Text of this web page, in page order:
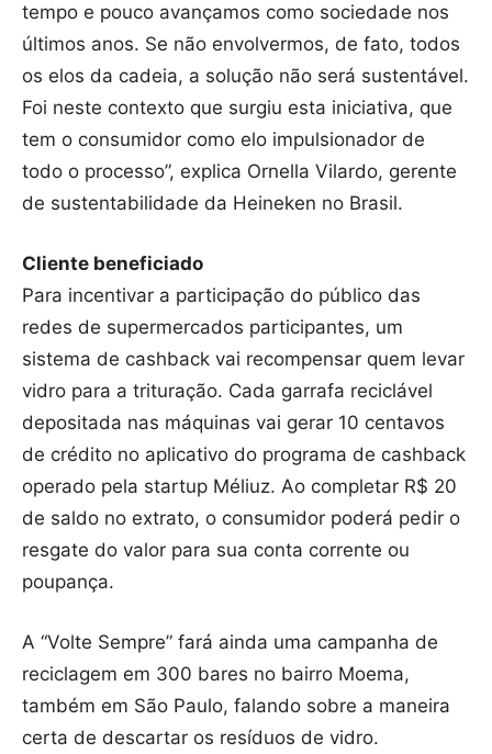
tempo e pouco avançamos como sociedade nos
últimos anos. Se não envolvermos, de fato, todos
os elos da cadeia, a solução não será sustentável.
Foi neste contexto que surgiu esta iniciativa, que
tem o consumidor como elo impulsionador de
todo o processo”, explica Ornella Vilardo, gerente
de sustentabilidade da Heineken no Brasil.
Cliente beneficiado
Para incentivar a participação do público das
redes de supermercados participantes, um
sistema de cashback vai recompensar quem levar
vidro para a trituração. Cada garrafa reciclável
depositada nas máquinas vai gerar 10 centavos
de crédito no aplicativo do programa de cashback
operado pela startup Méliuz. Ao completar R$ 20
de saldo no extrato, o consumidor poderá pedir o
resgate do valor para sua conta corrente ou
poupança.
A “Volte Sempre” fará ainda uma campanha de
reciclagem em 300 bares no bairro Moema,
também em São Paulo, falando sobre a maneira
certa de descartar os resíduos de vidro.